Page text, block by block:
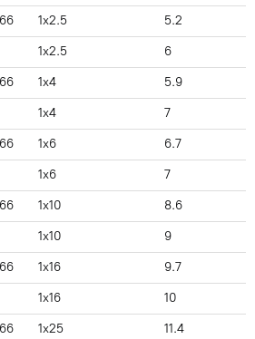
1x2.5 5.2
1x2.5 6
1x4 5.9
1x4 7
1x6 6.7
1x6 7
1x10 8.6
1x10 9
1x16 9.7
1x16 10
1x25 11.4